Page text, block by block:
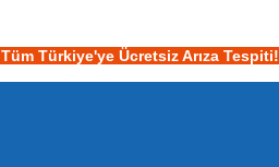
Tüm Türkiye'ye Ücretsiz Arıza Tespiti!